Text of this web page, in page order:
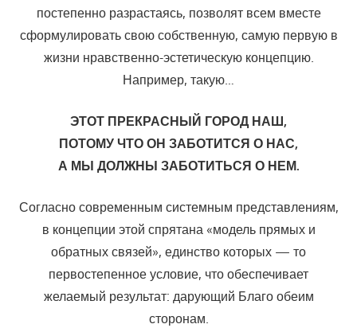
постепенно разрастаясь, позволят всем вместе
сформулировать свою собственную, самую первую в
жизни нрав­ственно-эстетическую концепцию.
Например, такую…
ЭТОТ ПРЕКРАСНЫЙ ГОРОД НАШ,
ПОТОМУ ЧТО ОН ЗАБОТИТСЯ О НАС,
А МЫ ДОЛЖНЫ ЗАБОТИТЬСЯ О НЕМ.
Согласно современным системным представлениям,
в концепции этой спрятана «модель прямых и
обратных связей», единство которых — то
первостепенное условие, что обеспечивает
желаемый результат: дарующий Благо обеим
сторонам.